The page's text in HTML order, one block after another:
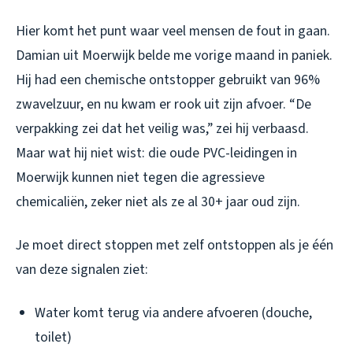
Hier komt het punt waar veel mensen de fout in gaan.
Damian uit Moerwijk belde me vorige maand in paniek.
Hij had een chemische ontstopper gebruikt van 96%
zwavelzuur, en nu kwam er rook uit zijn afvoer. “De
verpakking zei dat het veilig was,” zei hij verbaasd.
Maar wat hij niet wist: die oude PVC-leidingen in
Moerwijk kunnen niet tegen die agressieve
chemicaliën, zeker niet als ze al 30+ jaar oud zijn.
Je moet direct stoppen met zelf ontstoppen als je één
van deze signalen ziet:
Water komt terug via andere afvoeren (douche,
toilet)